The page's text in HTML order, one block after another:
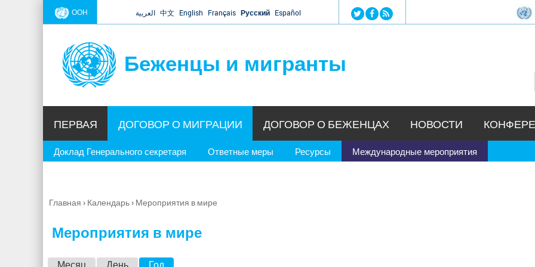
Jump to navigation
ООН العربية 中文 English Français Русский Español
Беженцы и мигранты
ПЕРВАЯ ДОГОВОР О МИГРАЦИИ
Доклад Генерального секретаря Ответные меры Ресурсы Международные мероприятия
ДОГОВОР О БЕЖЕНЦАХ НОВОСТИ
Вы
Главная › Календарь› Мероприятия в мире
Мероприятия в мире